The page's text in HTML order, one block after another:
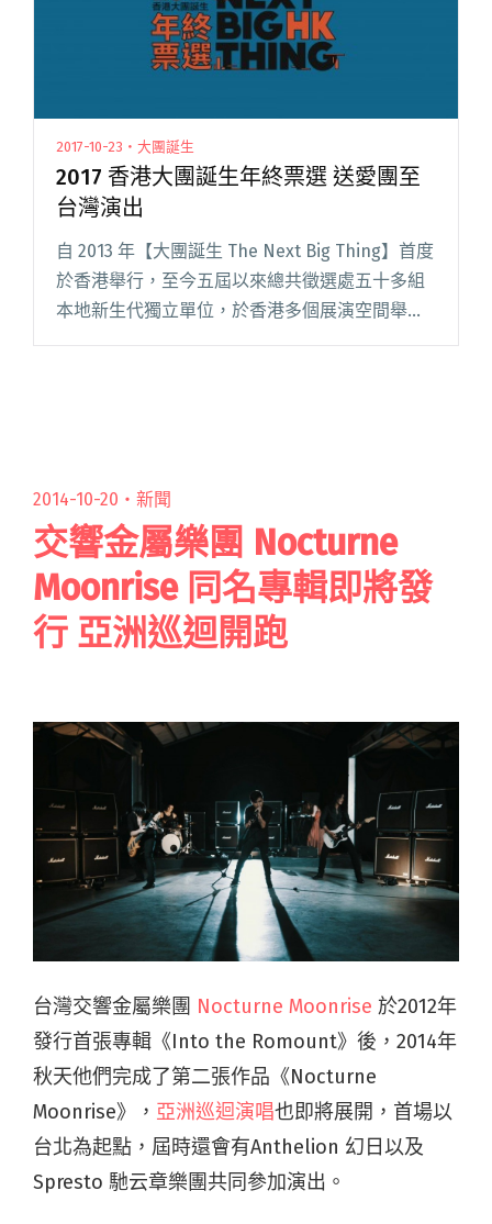
2017-10-23・大團誕生
2017 香港大團誕生年終票選 送愛團至
台灣演出
自 2013 年【大團誕生 The Next Big Thing】首度
於香港舉行，至今五屆以來總共徵選處五十多組
本地新生代獨立單位，於香港多個展演空間舉行
過十六場演出，並曾輯錄兩張合輯於港台兩地發
2014-10-20・ 新聞
交響金屬樂團 Nocturne
Moonrise 同名專輯即將發
行 亞洲巡迴開跑
台灣交響金屬樂團 Nocturne Moonrise 於2012年
發行首張專輯《Into the Romount》後，2014年
秋天他們完成了第二張作品《Nocturne
Moonrise》， 亞洲巡迴演唱也即將展開，首場以
台北為起點，屆時還會有Anthelion 幻日以及
Spresto 馳云章樂團共同參加演出。